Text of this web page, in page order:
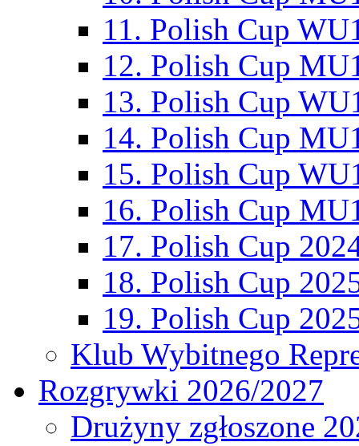
11. Polish Cup
12. Polish Cup
13. Polish Cup
14. Polish Cup
15. Polish Cup
16. Polish Cup
17. Polish Cup
18. Polish Cup
19. Polish Cup
Klub Wybitnego
Rozgrywki 2026/2027
Drużyny zgłoszone